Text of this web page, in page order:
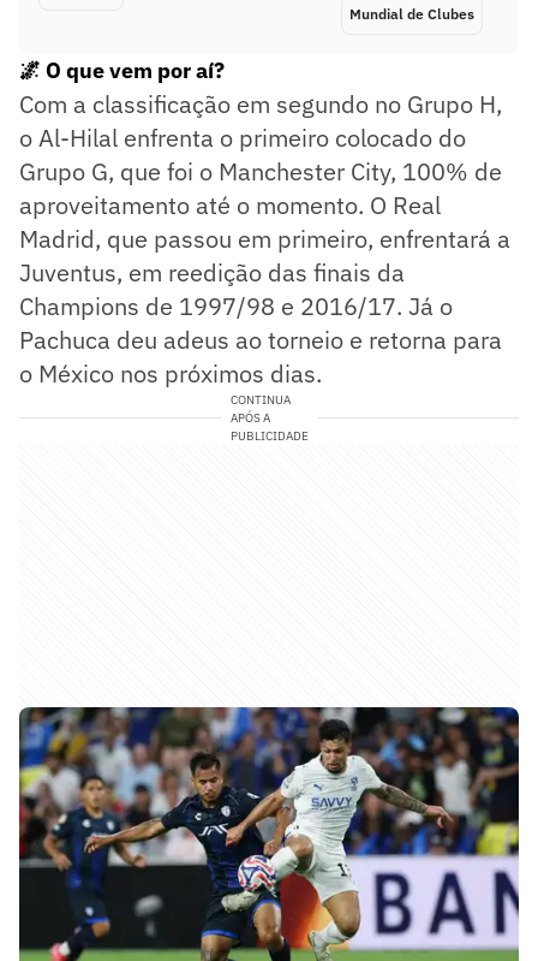
Mundial de Clubes
🌌 O que vem por aí?
Com a classificação em segundo no Grupo H,
o Al-Hilal enfrenta o primeiro colocado do
Grupo G, que foi o Manchester City, 100% de
aproveitamento até o momento. O Real
Madrid, que passou em primeiro, enfrentará a
Juventus, em reedição das finais da
Champions de 1997/98 e 2016/17. Já o
Pachuca deu adeus ao torneio e retorna para
o México nos próximos dias.
CONTINUA
APÓS A
PUBLICIDADE